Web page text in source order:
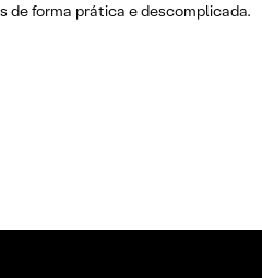
de forma prática e descomplicada.